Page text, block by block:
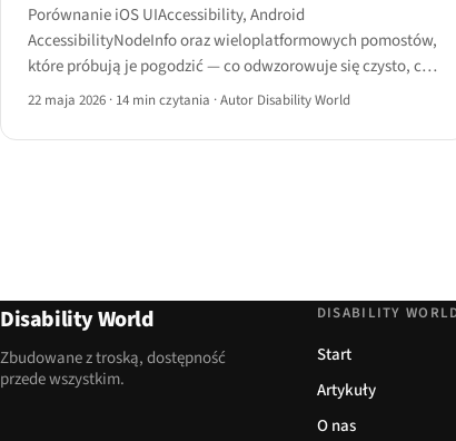
Porównanie iOS UIAccessibility, Android
AccessibilityNodeInfo oraz wieloplatformowych pomostów,
które próbują je pogodzić — co odwzorowuje się czysto, co
nie i gdzie mobilna sieć zawodzi.
22 maja 2026 · 14 min czytania ·Autor Disability World
Disability World
Zbudowane z troską, dostępność
przede wszystkim.
DISABILITY
Start
Artykuły
O nas